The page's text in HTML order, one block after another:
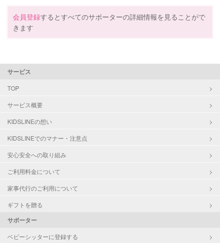
会員登録するとすべてのサポーターの詳細情報を見ることがで
きます
サービス
TOP
サービス概要
KIDSLINEの想い
KIDSLINEでのマナー・注意点
安心安全への取り組み
ご利用料金について
家事代行のご利用について
ギフトを贈る
サポーター
ベビーシッターに登録する